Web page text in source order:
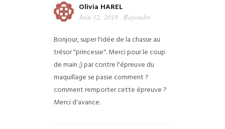
Olivia HAREL
Juin 12, 2018 Répondre
Bonjour, super l'idée de la chasse au
trésor "princesse". Merci pour le coup
de main ;)par contre l'épreuve du
maquillage se passe comment ?
comment remporter cette épreuve ?
Merci d'avance.